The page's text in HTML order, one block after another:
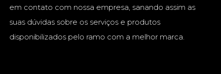
em contato com nossa empresa, sanando assim as
suas dúvidas sobre os serviços e produtos
disponibilizados pelo ramo com a melhor marca.